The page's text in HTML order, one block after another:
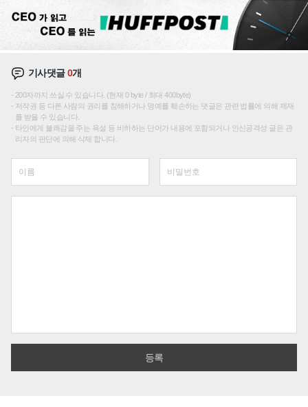
기사댓글0개
200자까지 쓰실 수 있습니다. (현재 0 byte / 최대 400byte)
저작권 등 다른 사람의 권리를 침해하거나 명예를 훼손하는 댓글은 관련 법률에 의해 제재
를 받을 수 있습니다.
타인에게 불쾌감을 주는 욕설 등 비하하는 단어가 내용에 포함되거나 인신공격성 글은 관
리자의 판단에 의해 삭제 합니다.